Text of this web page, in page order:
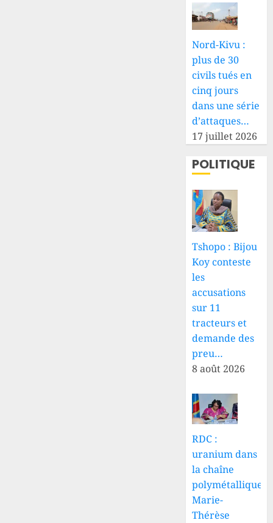
Nord-Kivu :
plus de 30
civils tués en
cinq jours
dans une série
d’attaques…
17 juillet 2026
POLITIQUE
Tshopo : Bijou
Koy conteste
les
accusations
sur 11
tracteurs et
demande des
preu…
8 août 2026
RDC :
uranium dans
la chaîne
polymétallique,
Marie-
Thérèse